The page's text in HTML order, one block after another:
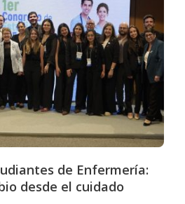
de Enfermería:
desde el cuidado